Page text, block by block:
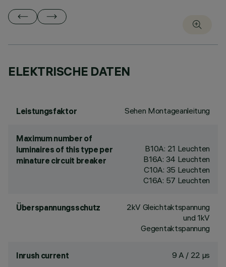
ELEKTRISCHE DATEN
Leistungsfaktor Sehen Montageanleitung
Maximum number of
luminaires of this type per
minature circuit breaker
B10A: 21 Leuchten
B16A: 34 Leuchten
C10A: 35 Leuchten
C16A: 57 Leuchten
Überspannungsschutz
2kV Gleichtaktspannung
und 1kV
Gegentaktspannung
Inrush current 9 A / 22 µs